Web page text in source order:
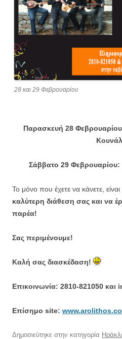
28 και 29 Φεβρουαρίου
Παρασκευή 28 Φεβρουαρίου
Σάββατο 29 Φεβρουαρίου:
Το μόνο που έχετε να κάνετε,
καλύτερη διάθεση σας και να
παρέα!
Σας περιμένουμε!
Καλή σας διασκέδαση!
Επικοινωνία: 2810-821050
Eπίσημο site:
Δημοσιεύτηκε στην κατηγορία